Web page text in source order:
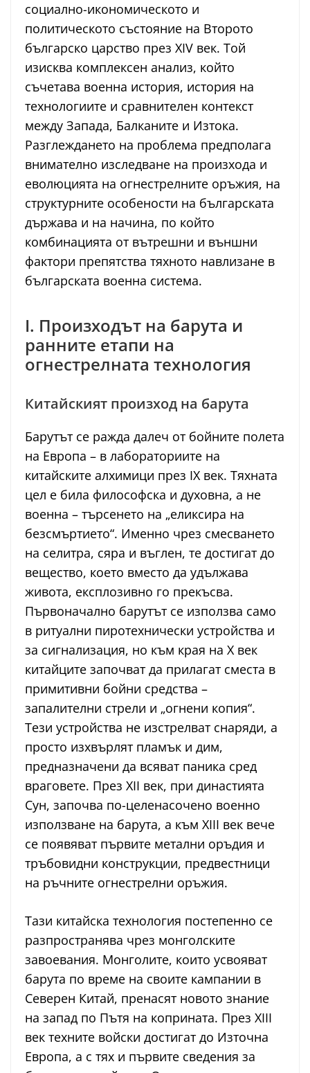
социално-икономическото и
политическото състояние на Второто
българско царство през XIV век. Той
изисква комплексен анализ, който
съчетава военна история, история на
технологиите и сравнителен контекст
между Запада, Балканите и Изтока.
Разглеждането на проблема предполага
внимателно изследване на произхода и
еволюцията на огнестрелните оръжия, на
структурните особености на българската
държава и на начина, по който
комбинацията от вътрешни и външни
фактори препятства тяхното навлизане в
българската военна система.
I. Произходът на барута и
ранните етапи на
огнестрелната технология
Китайският произход на барута
Барутът се ражда далеч от бойните полета
на Европа – в лабораториите на
китайските алхимици през IX век. Тяхната
цел е била философска и духовна, а не
военна – търсенето на „еликсира на
безсмъртието“. Именно чрез смесването
на селитра, сяра и въглен, те достигат до
вещество, което вместо да удължава
живота, експлозивно го прекъсва.
Първоначално барутът се използва само
в ритуални пиротехнически устройства и
за сигнализация, но към края на X век
китайците започват да прилагат сместа в
примитивни бойни средства –
запалителни стрели и „огнени копия“.
Тези устройства не изстрелват снаряди, а
просто изхвърлят пламък и дим,
предназначени да всяват паника сред
враговете. През XII век, при династията
Сун, започва по-целенасочено военно
използване на барута, а към XIII век вече
се появяват първите метални оръдия и
тръбовидни конструкции, предвестници
на ръчните огнестрелни оръжия.
Тази китайска технология постепенно се
разпространява чрез монголските
завоевания. Монголите, които усвояват
барута по време на своите кампании в
Северен Китай, пренасят новото знание
на запад по Пътя на коприната. През XIII
век техните войски достигат до Източна
Европа, а с тях и първите сведения за